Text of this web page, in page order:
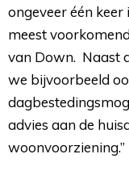
ongeveer één
meest
van Down. Naast
we bijvoorbeeld
advies aan de
woonvoorziening.”